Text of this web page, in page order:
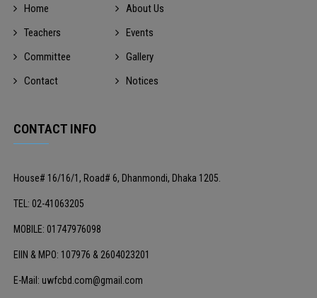
Home
About Us
Teachers
Events
Committee
Gallery
Contact
Notices
CONTACT INFO
House# 16/16/1, Road# 6, Dhanmondi, Dhaka 1205.
TEL: 02-41063205
MOBILE: 01747976098
EIIN & MPO: 107976 & 2604023201
E-Mail: uwfcbd.com@gmail.com